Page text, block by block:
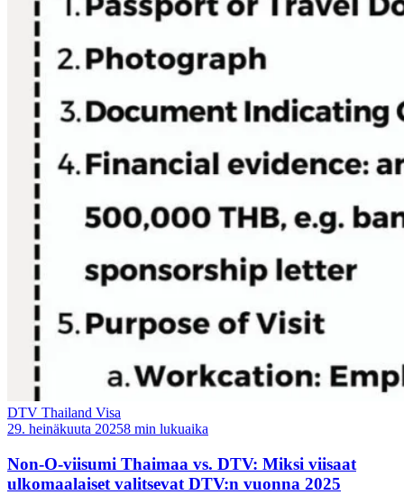
DTV Thailand Visa
29. heinäkuuta 20258 min lukuaika
Non-O-viisumi Thaimaa vs. DTV: Miksi viisaat
ulkomaalaiset valitsevat DTV:n vuonna 2025